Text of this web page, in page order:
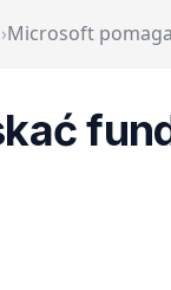
›Microsoft